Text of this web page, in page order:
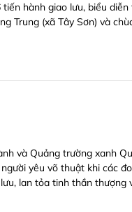
hành giao lưu, biểu
Trung (xã Tây Sơn) và
và Quảng trường xanh
yêu võ thuật khi các
lan tỏa tinh thần thượng